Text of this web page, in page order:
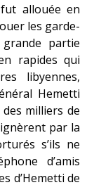
allouée en
les garde-
partie
rapides qui
libyennes,
Hemetti
milliers de
par la
s’ils ne
d’amis
d’Hemetti de